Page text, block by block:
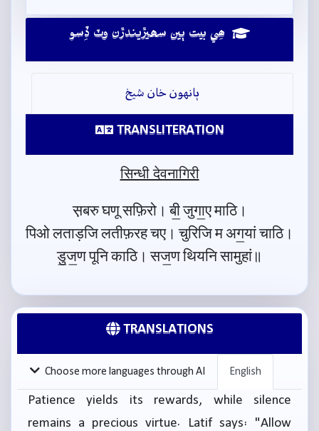
ھِي بيت ٻين سھيڙيندڙن وٽ ڏِسو
ٻانهون خان شيخ
TRANSLITERATION
सिन्धी देवनागिरी
स़बरु घणू सफ़िरो। बी॒ जुगा॒ए माठि।
पिओ लताड़जि लतीफ़रह चए। चुरिजि म अग॒यां चाठि।
डु॒ज॒ण पूनि काठि। सज॒ण थियनि सामुहां॥
TRANSLATIONS
English
Choose more languages through AI
Patience yields its rewards, while silence
remains a precious virtue. Latif says: "Allow